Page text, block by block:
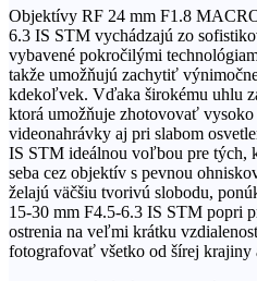
Objektívy RF 24 mm F1.8
6.3 IS STM vychádzajú zo
vybavené pokročilými
takže umožňujú zachytiť
kdekoľvek. Vďaka širokému uhlu
ktorá umožňuje zhotovovať
videonahrávky aj pri slabom
IS STM ideálnou voľbou pre tých,
seba cez objektív s pevnou
želajú väčšiu tvorivú slobodu,
15-30 mm F4.5-6.3 IS STM popri
ostrenia na veľmi krátku
fotografovať všetko od šírej krajiny